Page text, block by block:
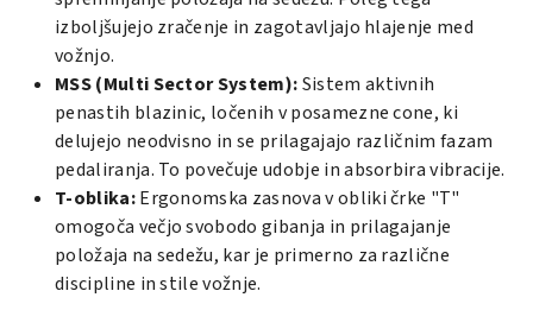
izboljšujejo zračenje in zagotavljajo hlajenje med
vožnjo.
MSS (Multi Sector System):Sistem aktivnih
penastih blazinic, ločenih v posamezne cone, ki
delujejo neodvisno in se prilagajajo različnim fazam
pedaliranja. To povečuje udobje in absorbira vibracije.
T-oblika:Ergonomska zasnova v obliki črke "T"
omogoča večjo svobodo gibanja in prilagajanje
položaja na sedežu, kar je primerno za različne
discipline in stile vožnje.